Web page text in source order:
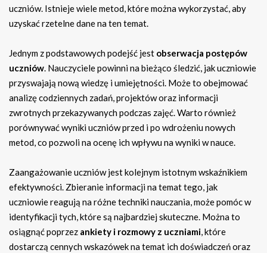
uczniów. Istnieje wiele metod, które można wykorzystać, aby
uzyskać rzetelne dane na ten temat.
Jednym z podstawowych podejść jest obserwacja postępów
uczniów. Nauczyciele powinni na bieżąco śledzić, jak uczniowie
przyswajają nową wiedzę i umiejętności. Może to obejmować
analizę codziennych zadań, projektów oraz informacji
zwrotnych przekazywanych podczas zajęć. Warto również
porównywać wyniki uczniów przed i po wdrożeniu nowych
metod, co pozwoli na ocenę ich wpływu na wyniki w nauce.
Zaangażowanie uczniów jest kolejnym istotnym wskaźnikiem
efektywności. Zbieranie informacji na temat tego, jak
uczniowie reagują na różne techniki nauczania, może pomóc w
identyfikacji tych, które są najbardziej skuteczne. Można to
osiągnąć poprzez ankiety i rozmowy z uczniami, które
dostarczą cennych wskazówek na temat ich doświadczeń oraz